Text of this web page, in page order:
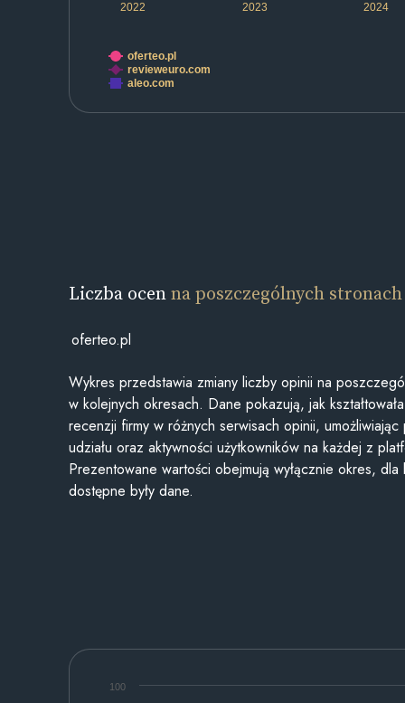
2022 2023 2024
oferteo.pl
revieweuro.com
aleo.com
Liczba ocenna poszczególnych stronach
oferteo.pl
Wykres przedstawia zmiany liczby opinii na
w kolejnych okresach. Dane pokazują, jak
recenzji firmy w różnych serwisach opinii,
udziału oraz aktywności użytkowników na każdej z
Prezentowane wartości obejmują wyłącznie okres, dla
dostępne były dane.
100